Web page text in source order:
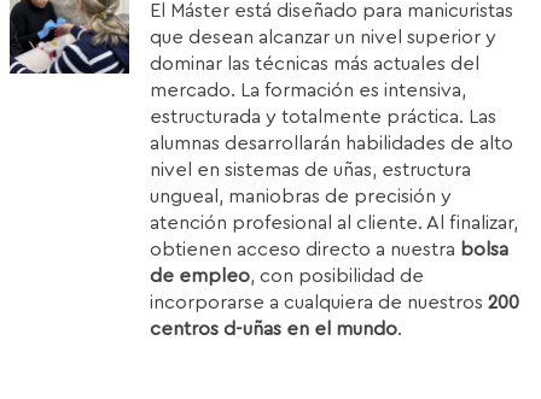
original
era:
1.850,00€.
actual
es:
1.399,00€.
El Máster está diseñado para manicuristas
que desean alcanzar un nivel superior y
dominar las técnicas más actuales del
mercado. La formación es intensiva,
estructurada y totalmente práctica. Las
alumnas desarrollarán habilidades de alto
nivel en sistemas de uñas, estructura
ungueal, maniobras de precisión y
atención profesional al cliente. Al finalizar,
obtienen acceso directo a nuestra bolsa
de empleo, con posibilidad de
incorporarse a cualquiera de nuestros200
centros d-uñas en el mundo.